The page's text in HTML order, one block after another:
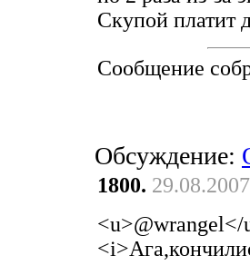
Скупой платит
Сообщение
Обсуждение:
1800.
<u>@wrangel</